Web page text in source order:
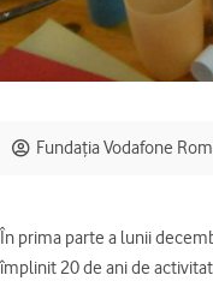
Fundația Vodafone
În prima parte a lunii
împlinit 20 de ani de